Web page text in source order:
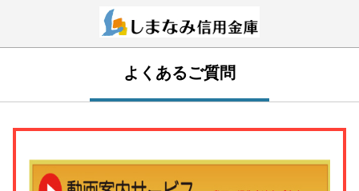
よくあるご質問